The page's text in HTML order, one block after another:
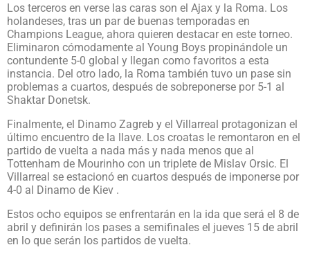
Los terceros en verse las caras son el Ajax y la Roma. Los
holandeses, tras un par de buenas temporadas en
Champions League, ahora quieren destacar en este torneo.
Eliminaron cómodamente al Young Boys propinándole un
contundente 5-0 global y llegan como favoritos a esta
instancia. Del otro lado, la Roma también tuvo un pase sin
problemas a cuartos, después de sobreponerse por 5-1 al
Shaktar Donetsk.
Finalmente, el Dinamo Zagreb y el Villarreal protagonizan el
último encuentro de la llave. Los croatas le remontaron en el
partido de vuelta a nada más y nada menos que al
Tottenham de Mourinho con un triplete de Mislav Orsic. El
Villarreal se estacionó en cuartos después de imponerse por
4-0 al Dinamo de Kiev .
Estos ocho equipos se enfrentarán en la ida que será el 8 de
abril y definirán los pases a semifinales el jueves 15 de abril
en lo que serán los partidos de vuelta.